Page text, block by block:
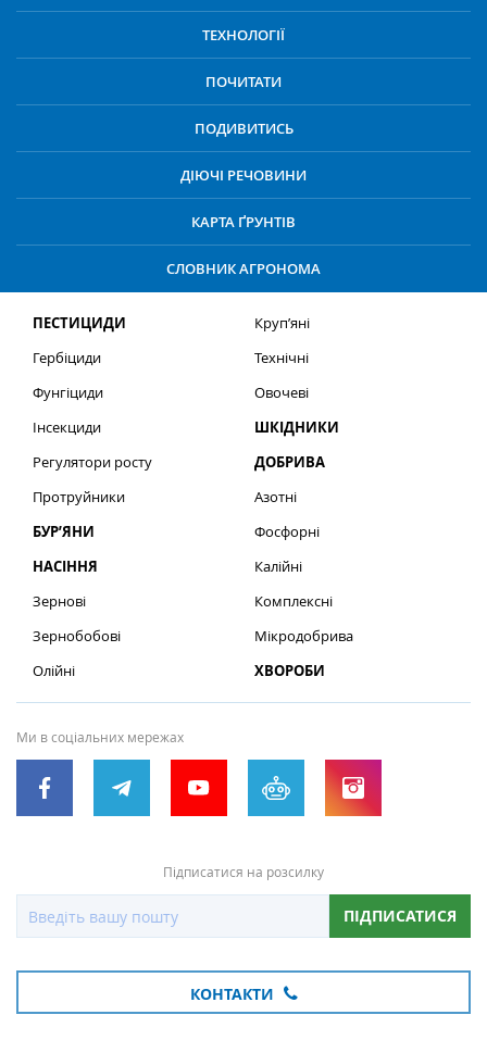
ТЕХНОЛОГІЇ
ПОЧИТАТИ
ПОДИВИТИСЬ
ДІЮЧІ РЕЧОВИНИ
КАРТА ҐРУНТІВ
СЛОВНИК АГРОНОМА
ПЕСТИЦИДИ
Гербіциди
Фунгіциди
Інсекциди
Регулятори росту
Протруйники
БУР’ЯНИ
НАСІННЯ
Зернові
Зернобобові
Олійні
Круп’яні
Технічні
Овочеві
ШКІДНИКИ
ДОБРИВА
Азотні
Фосфорні
Калійні
Комплексні
Мікродобрива
ХВОРОБИ
Ми в соціальних мережах
Підписатися на розсилку
ПІДПИСАТИСЯ
КОНТАКТИ